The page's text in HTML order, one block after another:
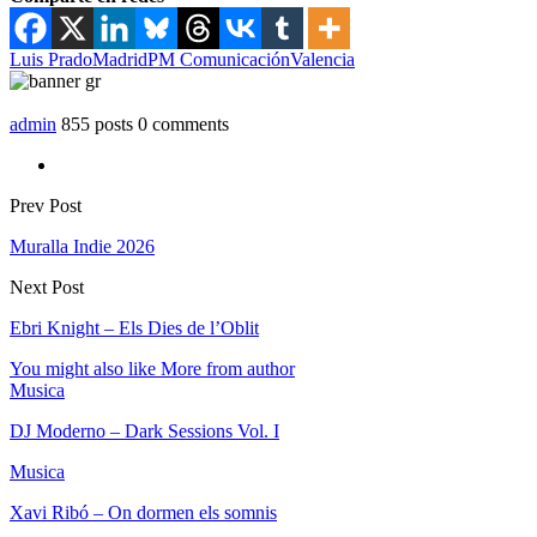
Luis PradoMadridPM ComunicaciónValencia
admin 855 posts 0 comments
Prev Post
Muralla Indie 2026
Next Post
Ebri Knight – Els Dies de l’Oblit
You might also like More from author
Musica
DJ Moderno – Dark Sessions Vol. I
Musica
Xavi Ribó – On dormen els somnis